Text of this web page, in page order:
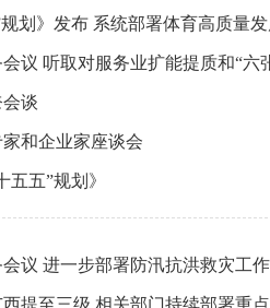
规划》发布 系统部署体育高质量
议 听取对服务业扩能提质和“六
谈
和企业家座谈会
五”规划》
议 进一步部署防汛抗洪救灾工
提至三级 相关部门持续部署重